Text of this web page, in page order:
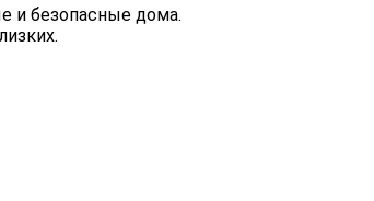
и безопасные дома.